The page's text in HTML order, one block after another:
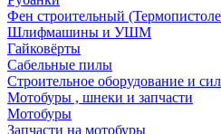
Фен строительный
Шлифмашины и УШМ
Гайковёрты
Сабельные пилы
Строительное оборудование и
Мотобуры , шнеки и запчасти
Мотобуры
Запчасти на мотобуры